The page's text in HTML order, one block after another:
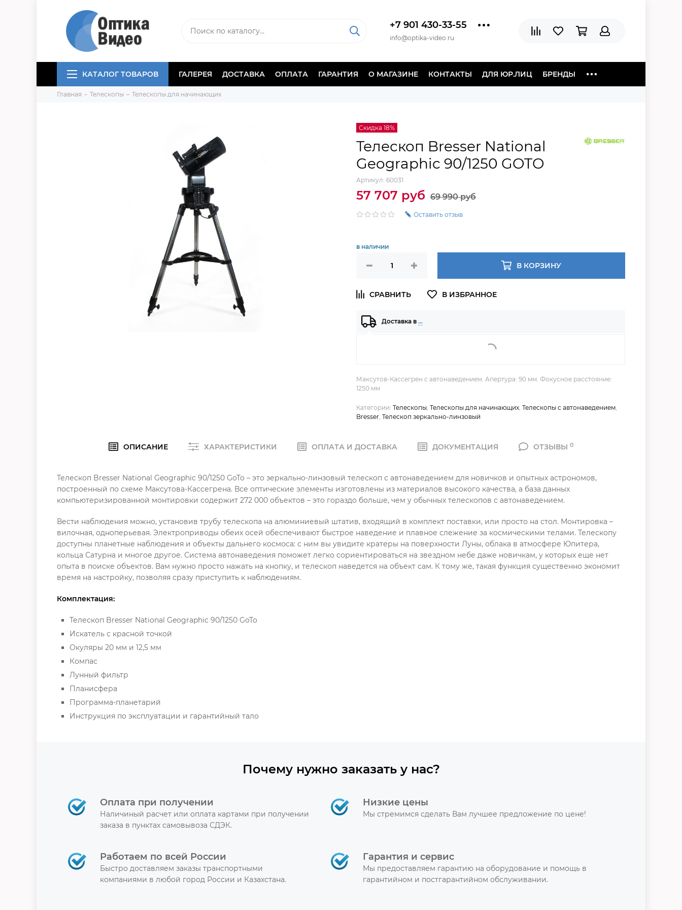
+7 901 430-33-55
info@optika-video.ru
КАТАЛОГ ТОВАРОВ ГАЛЕРЕЯ ДОСТАВКА ОПЛАТА ГАРАНТИЯ О МАГАЗИНЕ КОНТАКТЫ ДЛЯ ЮР.ЛИЦ БРЕНДЫ
Главная Телескопы Телескопы для начинающих
Скидка 18%
Телескоп Bresser National
Geographic 90/1250 GOTO
Артикул: 60031
57 707 руб 69 990 руб
Оставить отзыв
в наличии
В КОРЗИНУ
Доставка в …
Максутов-Кассегрен с автонаведением. Апертура: 90 мм. Фокусное расстояние:
1250 мм
Категории: Телескопы Телескопы для начинающих Телескопы с автонаведением
Bresser Телескоп зеркально-линзовый
ОПИСАНИЕ ХАРАКТЕРИСТИКИ ОПЛАТА И ДОСТАВКА ДОКУМЕНТАЦИЯ ОТЗЫВЫ 0
Телескоп Bresser National Geographic 90/1250 GoTo – это зеркально-линзовый телескоп с автонаведением для новичков и опытных астрономов,
построенный по схеме Максутова-Кассегрена. Все оптические элементы изготовлены из материалов высокого качества, а база данных
компьютеризированной монтировки содержит 272 000 объектов – это гораздо больше, чем у обычных телескопов с автонаведением.
Вести наблюдения можно, установив трубу телескопа на алюминиевый штатив, входящий в комплект поставки, или просто на стол. Монтировка –
вилочная, одноперьевая. Электроприводы обеих осей обеспечивают быстрое наведение и плавное слежение за космическими телами. Телескопу
доступны планетные наблюдения и объекты дальнего космоса: с ним вы увидите кратеры на поверхности Луны, облака в атмосфере Юпитера,
кольца Сатурна и многое другое. Система автонаведения поможет легко сориентироваться на звездном небе даже новичкам, у которых еще нет
опыта в поиске объектов. Вам нужно просто нажать на кнопку, и телескоп наведется на объект сам. К тому же, такая функция существенно экономит
время на настройку, позволяя сразу приступить к наблюдениям.
Комплектация:
Телескоп Bresser National Geographic 90/1250 GoTo
Искатель с красной точкой
Окуляры 20 мм и 12,5 мм
Компас
Лунный фильтр
Планисфера
Программа-планетарий
Инструкция по эксплуатации и гарантийный тало
Почему нужно заказать у нас?
Оплата при получении
Наличиный расчет или оплата картами при получении
заказа в пунктах самовывоза СДЭК.
Низкие цены
Мы стремимся сделать Вам лучшее предложение по цене!
Работаем по всей России
Быстро доставляем заказы транспортными
компаниями в любой город России и Казахстана.
Гарантия и сервис
Мы предоставляем гарантию на оборудование и помощь в
гарантийном и постгарантийном обслуживании.